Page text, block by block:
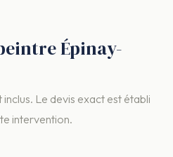
Épinay-
Le devis exact est établi
intervention.